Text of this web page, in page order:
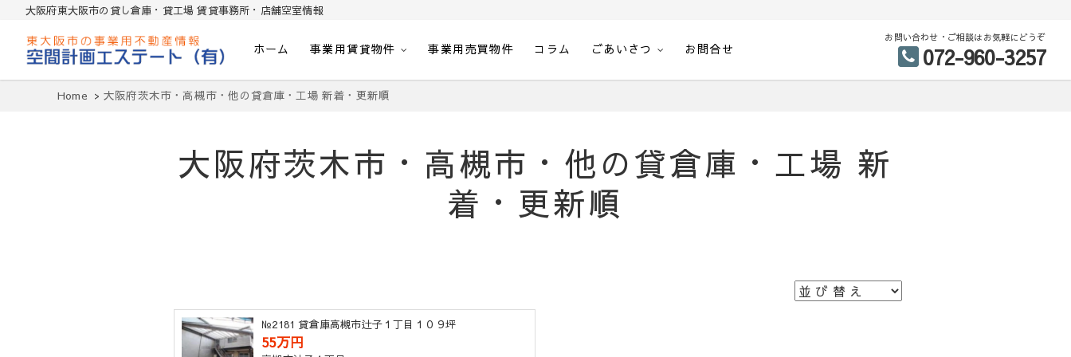
大阪府東大阪市の貸し倉庫・貸工場 賃貸事務所・店舗空室情報
東大阪貸倉庫・貸し工場・賃貸事務所・空室一覧・空間計画エステート
ホーム 事業用賃貸物件 事業用売買物件 コラム ごあいさつ お問合せ
お問い合わせ・ご相談はお気軽にどうぞ
072-960-3257
Home 大阪府茨木市・高槻市・他の貸倉庫・工場 新着・更新順
大阪府茨木市・高槻市・他の貸倉庫・工場 新
着・更新順
№2181 貸倉庫高槻市辻子１丁目１０９坪
55万円